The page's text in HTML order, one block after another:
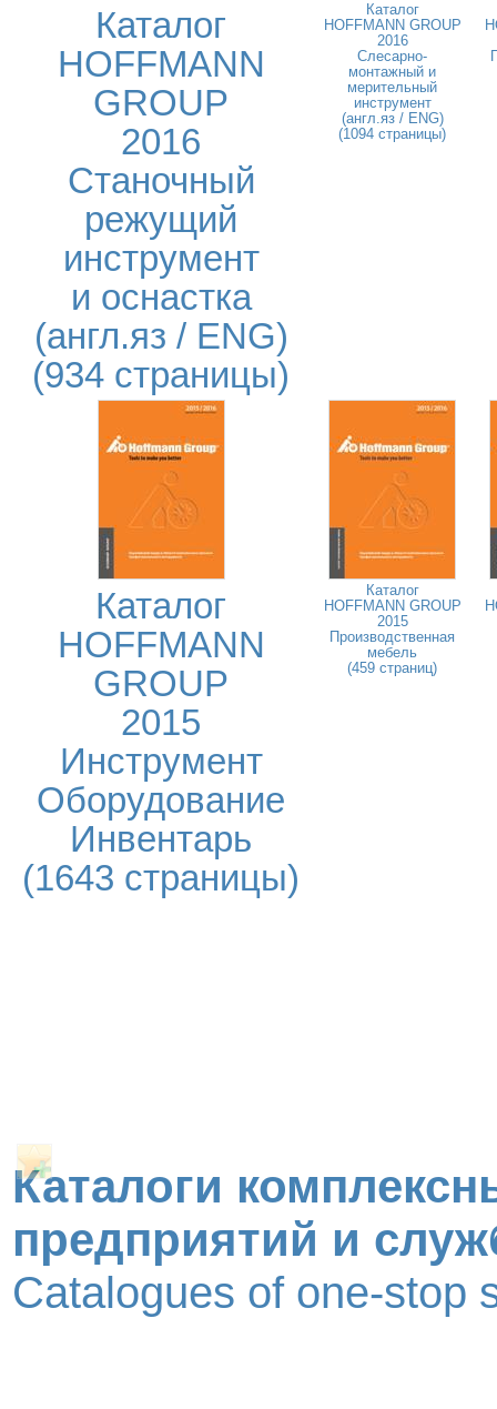
Каталог
HOFFMANN
GROUP
2016
Станочный
режущий
инструмент
и оснастка
(англ.яз / ENG)
(934 страницы)
Каталог
HOFFMANN GROUP
2016
Слесарно-
монтажный и
мерительный
инструмент
(англ.яз / ENG)
(1094 страницы)
Каталог
HOFFMANN
GROUP
2015
Инструмент
Оборудование
Инвентарь
(1643 страницы)
Каталог
HOFFMANN GROUP
2015
Производственная
мебель
(459 страниц)
Каталоги
предприятий и
Catalogues of one-stop